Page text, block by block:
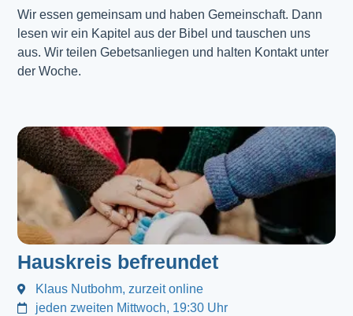
Wir essen gemeinsam und haben Gemeinschaft. Dann
lesen wir ein Kapitel aus der Bibel und tauschen uns
aus. Wir teilen Gebetsanliegen und halten Kontakt unter
der Woche.
Hauskreis befreundet
Klaus Nutbohm, zurzeit online
jeden zweiten Mittwoch, 19:30 Uhr